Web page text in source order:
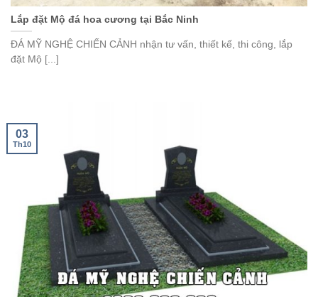
Lắp đặt Mộ đá hoa cương tại Bắc Ninh
ĐÁ MỸ NGHỆ CHIẾN CẢNH nhận tư vấn, thiết kế, thi công, lắp
đặt Mộ [...]
03
Th10